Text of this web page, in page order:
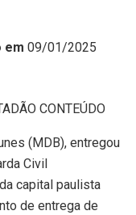
em 09/01/2025
CONTEÚDO
de entrega de